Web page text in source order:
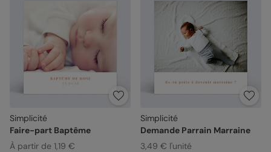
Simplicité
Faire-part Baptême
À partir de 1,19 €
Simplicité
Demande Parrain Marraine
3,49 € l'unité